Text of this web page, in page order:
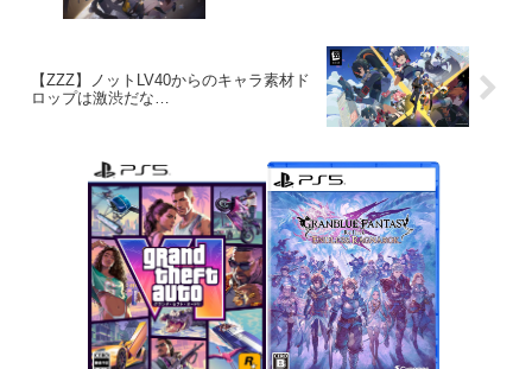
【ZZZ】ノットLV40からのキャラ素材ド
ロップは激渋だな…